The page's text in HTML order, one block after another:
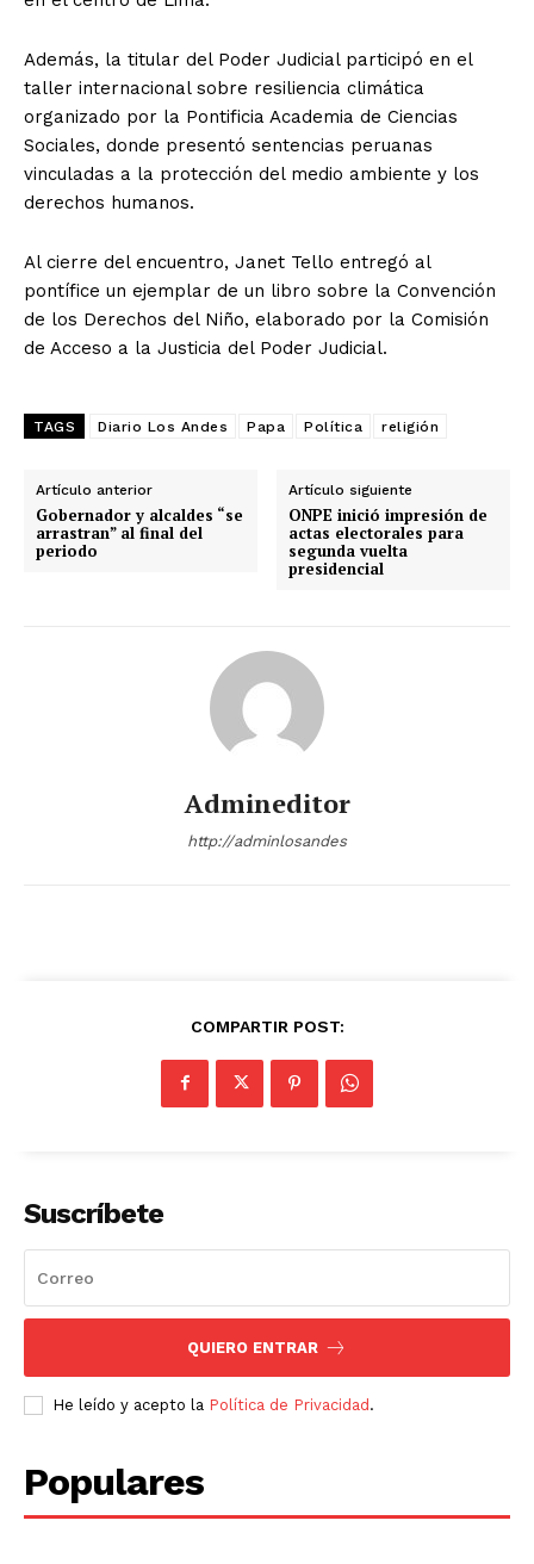
Además, la titular del Poder Judicial participó en el
taller internacional sobre resiliencia climática
organizado por la Pontificia Academia de Ciencias
Sociales, donde presentó sentencias peruanas
vinculadas a la protección del medio ambiente y los
derechos humanos.
Al cierre del encuentro, Janet Tello entregó al
pontífice un ejemplar de un libro sobre la Convención
de los Derechos del Niño, elaborado por la Comisión
de Acceso a la Justicia del Poder Judicial.
TAGS Diario Los Andes Papa Política religión
Artículo anterior
Gobernador y alcaldes “se
arrastran” al final del
periodo
Artículo siguiente
ONPE inició impresión de
actas electorales para
segunda vuelta
presidencial
Admineditor
http://adminlosandes
COMPARTIR POST:
Suscríbete
QUIERO ENTRAR
He leído y acepto la Política de Privacidad.
Populares